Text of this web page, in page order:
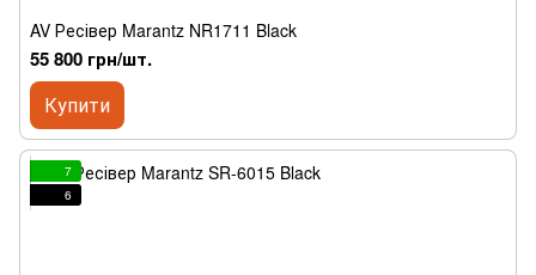
AV Ресівер Marantz NR1711 Black
55 800 грн/шт.
Купити
7
6